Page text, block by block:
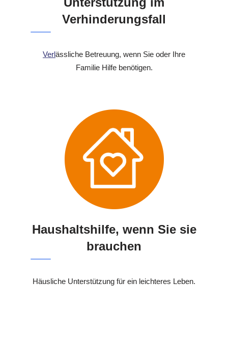
Verhinderungsfall
Verlässliche Betreuung, wenn Sie oder Ihre
Familie Hilfe benötigen.
Haushaltshilfe, wenn Sie sie
brauchen
Häusliche Unterstützung für ein leichteres Leben.